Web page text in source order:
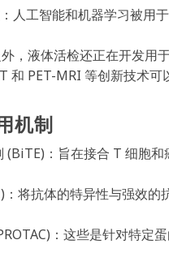
人工智能和机器学习被用
，液体活检还正在开发用
和 PET-MRI 等创新技术
机制
(BiTE)：旨在接合 T 细胞
：将抗体的特异性与强效
：这些是针对特定